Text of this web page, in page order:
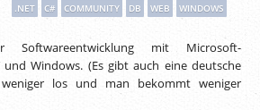
.NET C# COMMUNITY DB WEB WINDOWS
Softwareentwicklung mit Microsoft-
und Windows. (Es gibt auch eine deutsche
los und man bekommt weniger